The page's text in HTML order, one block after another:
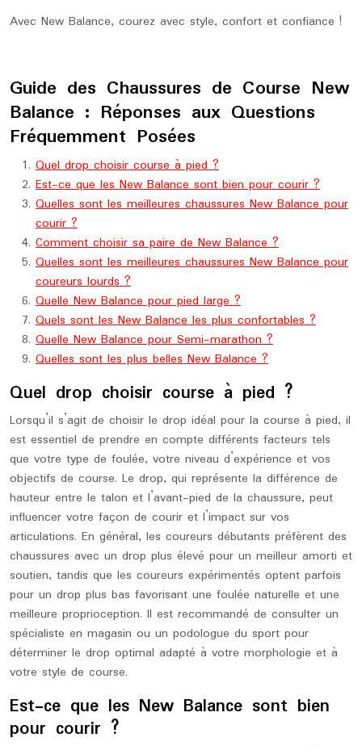
Avec New Balance, courez avec style, confort et confiance !
Guide des Chaussures de Course New
Balance : Réponses aux Questions
Fréquemment Posées
Quel drop choisir course à pied ?
Est-ce que les New Balance sont bien pour courir ?
Quelles sont les meilleures chaussures New Balance pour
courir ?
Comment choisir sa paire de New Balance ?
Quelles sont les meilleures chaussures New Balance pour
coureurs lourds ?
Quelle New Balance pour pied large ?
Quels sont les New Balance les plus confortables ?
Quelle New Balance pour Semi-marathon ?
Quelles sont les plus belles New Balance ?
Quel drop choisir course à pied ?
Lorsqu’il s’agit de choisir le drop idéal pour la course à pied, il
est essentiel de prendre en compte différents facteurs tels
que votre type de foulée, votre niveau d’expérience et vos
objectifs de course. Le drop, qui représente la différence de
hauteur entre le talon et l’avant-pied de la chaussure, peut
influencer votre façon de courir et l’impact sur vos
articulations. En général, les coureurs débutants préfèrent des
chaussures avec un drop plus élevé pour un meilleur amorti et
soutien, tandis que les coureurs expérimentés optent parfois
pour un drop plus bas favorisant une foulée naturelle et une
meilleure proprioception. Il est recommandé de consulter un
spécialiste en magasin ou un podologue du sport pour
déterminer le drop optimal adapté à votre morphologie et à
votre style de course.
Est-ce que les New Balance sont bien
pour courir ?